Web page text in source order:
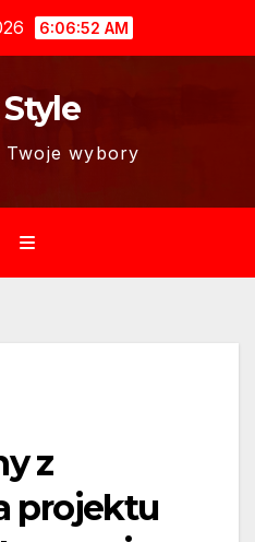
6:06:53 AM
Twoje wybory
z
projektu